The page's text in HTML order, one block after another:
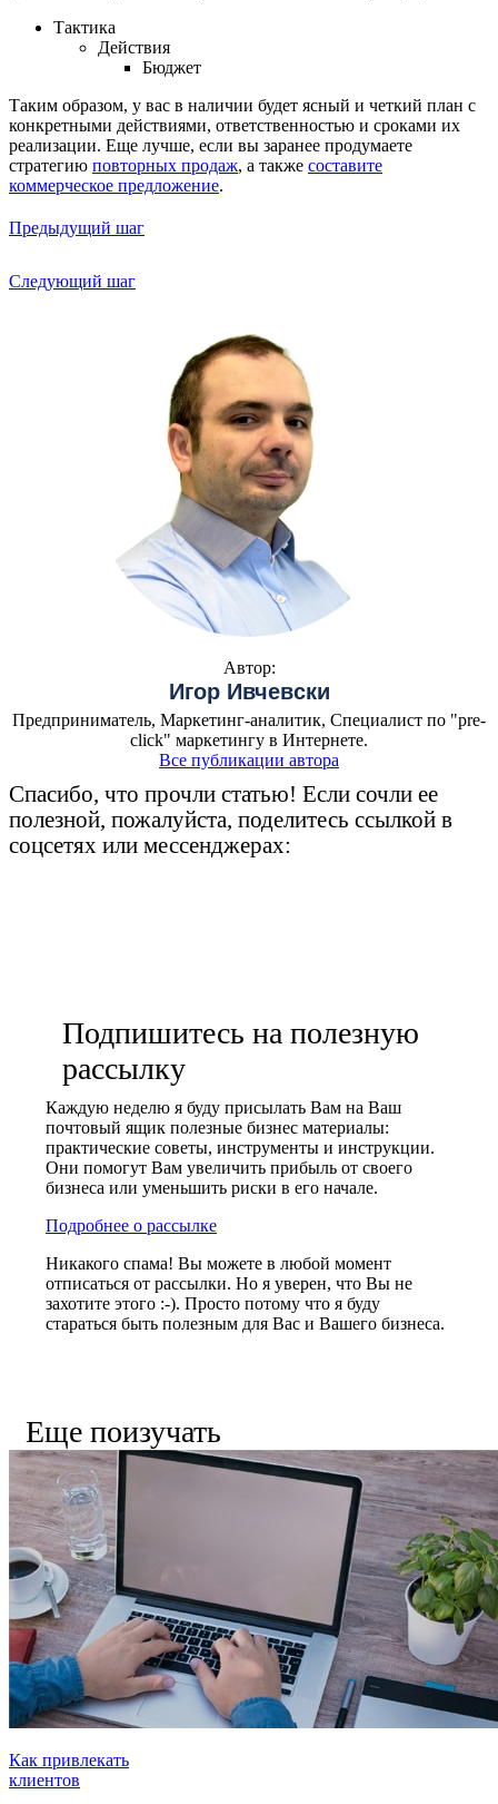
Тактика
Действия
Бюджет
Таким образом, у вас в наличии будет ясный и четкий план с
конкретными действиями, ответственностью и сроками их
реализации. Еще лучше, если вы заранее продумаете
стратегию повторных продаж, а также составите
коммерческое предложение.
Предыдущий шаг
Следующий шаг
Автор:
Игор Ивчевски
Предприниматель, Маркетинг-аналитик, Специалист по "pre-
click" маркетингу в Интернете.
Все публикации автора
Спасибо, что прочли статью! Если сочли ее
полезной, пожалуйста, поделитесь ссылкой в
соцсетях или мессенджерах:
Подпишитесь на полезную
рассылку
Каждую неделю я буду присылать Вам на Ваш
почтовый ящик полезные бизнес материалы:
практические советы, инструменты и инструкции.
Они помогут Вам увеличить прибыль от своего
бизнеса или уменьшить риски в его начале.
Подробнее о рассылке
Никакого спама! Вы можете в любой момент
отписаться от рассылки. Но я уверен, что Вы не
захотите этого :-). Просто потому что я буду
стараться быть полезным для Вас и Вашего бизнеса.
Еще поизучать
Как привлекать
клиентов